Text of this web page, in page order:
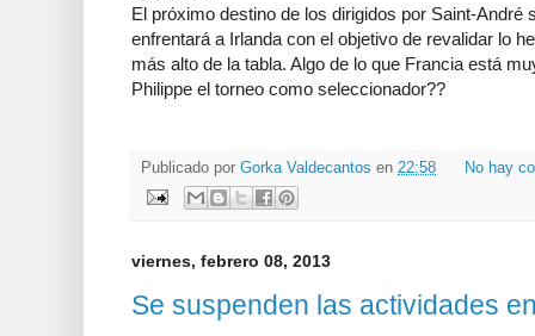
El próximo destino de los dirigidos por Saint-André
enfrentará a Irlanda con el objetivo de revalidar lo
más alto de la tabla. Algo de lo que Francia está
Philippe el torneo como seleccionador??
Publicado por Gorka Valdecantos en 22:58 No hay
viernes, febrero 08, 2013
Se suspenden las actividades